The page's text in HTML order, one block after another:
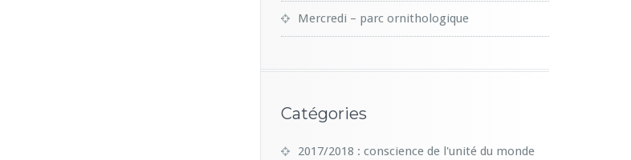
Mercredi – parc ornithologique
Catégories
2017/2018 : conscience de l'unité du monde